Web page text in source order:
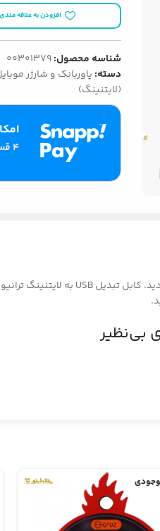
افزودن به علاقه مندی
شناسه محصول:00301379
دسته: پاوربانک و شارژر
(لایتنینگ)
۴ قسط ماهانه. بدون سود، چک و ضامن.
بی‌نظیر